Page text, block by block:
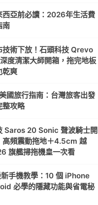
西亞前必讀：2026年生活費
南
技術下放！石頭科技 Qrevo
度清潔大師開箱，拖完地板
乾爽
國旅行指南：台灣旅客出發
整攻略
Saros 20 Sonic 聲波騎士開
高頻震動拖地＋4.5cm 越
旗艦掃拖機皇一次看
手機教學：10 個 iPhone
必學的隱藏功能與省電秘